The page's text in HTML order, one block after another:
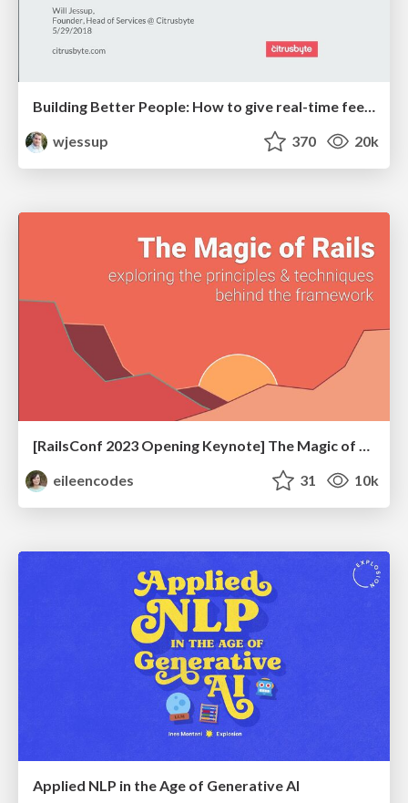
Building Better People: How to give real-time feedback that sticks.
wjessup
370 20k
[RailsConf 2023 Opening Keynote] The Magic of Rails
eileencodes
31 10k
Applied NLP in the Age of Generative AI